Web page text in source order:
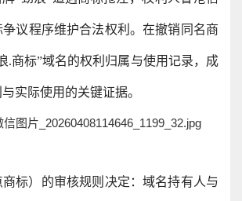
议程序维护合法权利。在撤销同名商
.商标”域名的权利归属与使用记录，成
实际使用的关键证据。
商标）的审核规则决定：域名持有人与